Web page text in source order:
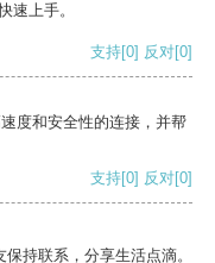
速上手。
支持[0] 反对[0]
度和安全性的连接，并帮
支持[0] 反对[0]
持联系，分享生活点滴。